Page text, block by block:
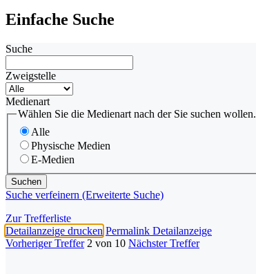
Einfache Suche
Suche
Zweigstelle
Medienart
Wählen Sie die Medienart nach der Sie suchen wollen.
Alle
Physische Medien
E-Medien
Suche verfeinern (Erweiterte Suche)
Zur Trefferliste
Detailanzeige drucken Permalink Detailanzeige
Vorheriger Treffer 2 von 10 Nächster Treffer